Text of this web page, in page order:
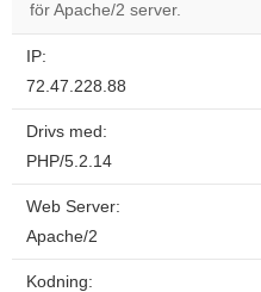
för Apache/2 server.
IP:
72.47.228.88
Drivs med:
PHP/5.2.14
Web Server:
Apache/2
Kodning: